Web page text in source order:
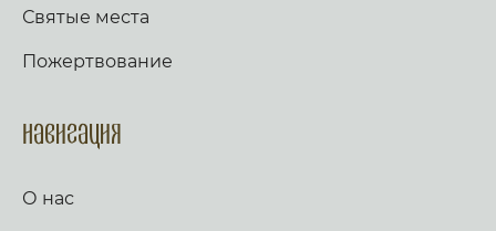
Святые места
Пожертвование
Навигация
О нас